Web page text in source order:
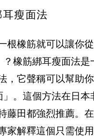
耳瘦面法
根橡筋就可以讓你
橡筋綁耳瘦面法是
，它聲稱可以幫助
。這個方法在日本
藤田都強烈推薦。
家解釋這個只需使